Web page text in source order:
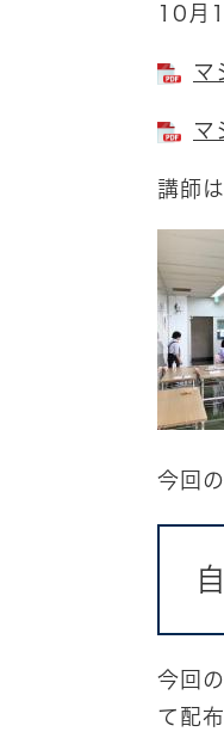
10月
マ
マ
講師
今回
今回
て配